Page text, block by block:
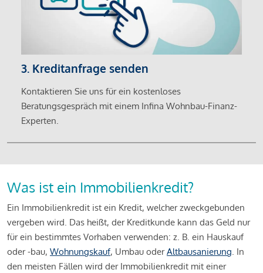
3. Kreditanfrage senden
Kontaktieren Sie uns für ein kostenloses
Beratungsgespräch mit einem Infina Wohnbau-Finanz-
Experten.
Was ist ein Immobilienkredit?
Ein Immobilienkredit ist ein Kredit, welcher zweckgebunden
vergeben wird. Das heißt, der Kreditkunde kann das Geld nur
für ein bestimmtes Vorhaben verwenden: z. B. ein Hauskauf
oder -bau, Wohnungskauf, Umbau oderAltbausanierung. In
den meisten Fällen wird der Immobilienkredit mit einer